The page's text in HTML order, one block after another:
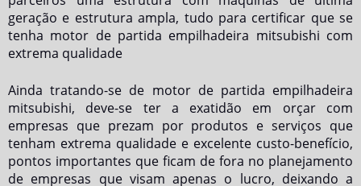
geração e estrutura ampla, tudo para certificar que se
tenha motor de partida empilhadeira mitsubishi com
extrema qualidade
Ainda tratando-se de motor de partida empilhadeira
mitsubishi, deve-se ter a exatidão em orçar com
empresas que prezam por produtos e serviços que
tenham extrema qualidade e excelente custo-benefício,
pontos importantes que ficam de fora no planejamento
de empresas que visam apenas o lucro, deixando a